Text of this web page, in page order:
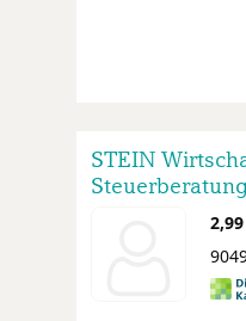
STEIN